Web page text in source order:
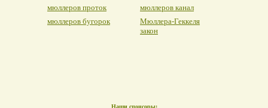
мюллеров проток
мюллеров канал
мюллеров бугорок
Мюллера-Геккеля
закон
Наши спонсоры: